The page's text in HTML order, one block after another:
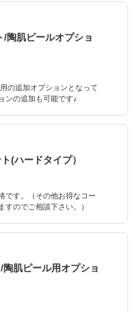
陶肌ピールオプショ
の追加オプションとなって
ンの追加も可能です♪
(ハードタイプ）
です。（その他お得なコー
すのでご相談下さい。）
肌ピール用オプショ